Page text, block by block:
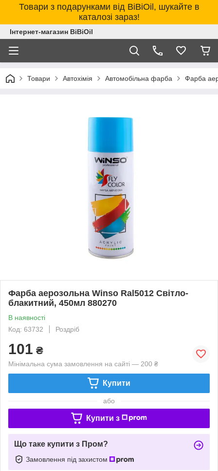
Товари з подарунками від BiBiOil, шукайте в
каталозі зараз!
Інтернет-магазин BiBiOil
Товари Автохімія Автомобільна фарба Фарба
Фарба аерозольна Winso Ral5012 Світло-
блакитний, 450мл 880270
В наявності
Код: 63732
Роздріб
101 ₴
Мінімальна сума замовлення на сайті — 200 ₴
Купити
або
Купити з
Що таке купити з Пром?
Замовлення під захистом